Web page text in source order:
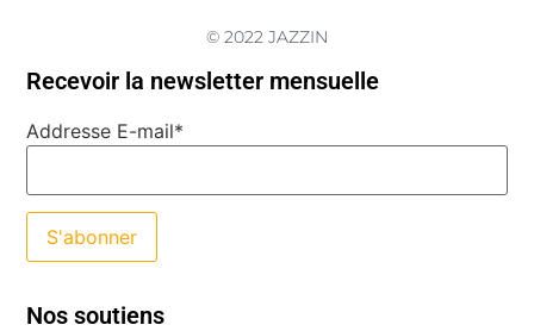
© 2022 JAZZIN
Recevoir la newsletter mensuelle
Addresse E-mail*
Nos soutiens